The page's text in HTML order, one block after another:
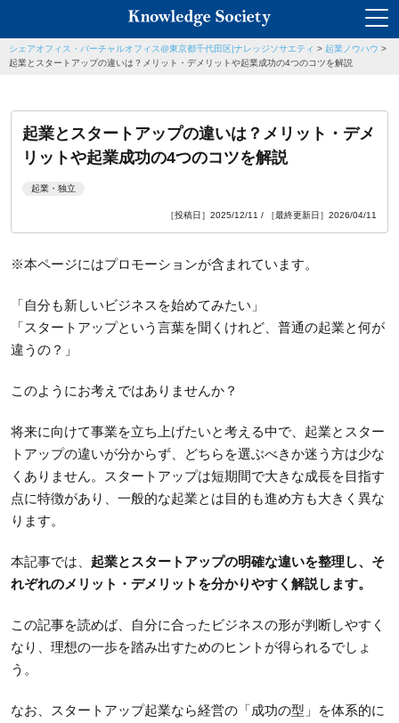
シェアオフィス・バーチャルオフィス@東京都千代田区|ナレッジソサエティ > 起業ノウハウ >
起業とスタートアップの違いは？メリット・デメリットや起業成功の4つのコツを解説
起業とスタートアップの違いは？メリット・デメ
リットや起業成功の4つのコツを解説
起業・独立
［投稿日］2025/12/11 / ［最終更新日］2026/04/11
※本ページにはプロモーションが含まれています。
「自分も新しいビジネスを始めてみたい」
「スタートアップという言葉を聞くけれど、普通の起業と何が
違うの？」
このようにお考えではありませんか？
将来に向けて事業を立ち上げたいと考える中で、起業とスター
トアップの違いが分からず、どちらを選ぶべきか迷う方は少な
くありません。スタートアップは短期間で大きな成長を目指す
点に特徴があり、一般的な起業とは目的も進め方も大きく異な
ります。
本記事では、 起業とスタートアップの明確な違いを整理し、そ
れぞれのメリット・デメリットを分かりやすく解説します。
この記事を読めば、自分に合ったビジネスの形が判断しやすく
なり、理想の一歩を踏み出すためのヒントが得られるでしょ
う。
なお、スタートアップ起業なら経営の「成功の型」を体系的に